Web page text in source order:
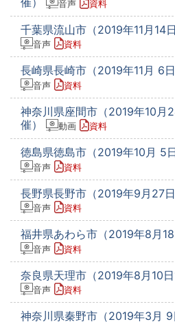
音声 資料
千葉県流山市（2019年11月14
音声 資料
長崎県長崎市（2019年11月 6
音声 資料
神奈川県座間市（2019年10月
催）
動画 資料
徳島県徳島市（2019年10月 5
音声 資料
長野県長野市（2019年9月27
音声 資料
福井県あわら市（2019年8月
音声 資料
奈良県天理市（2019年8月10日
音声 資料
神奈川県秦野市（2019年3月 9